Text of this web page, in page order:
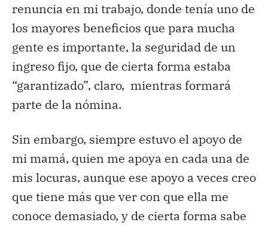
renuncia en mi trabajo, donde tenía uno de
los mayores beneficios que para mucha
gente es importante, la seguridad de un
ingreso fijo, que de cierta forma estaba
“garantizado”, claro, mientras formará
parte de la nómina.
Sin embargo, siempre estuvo el apoyo de
mi mamá, quien me apoya en cada una de
mis locuras, aunque ese apoyo a veces creo
que tiene más que ver con que ella me
conoce demasiado, y de cierta forma sabe